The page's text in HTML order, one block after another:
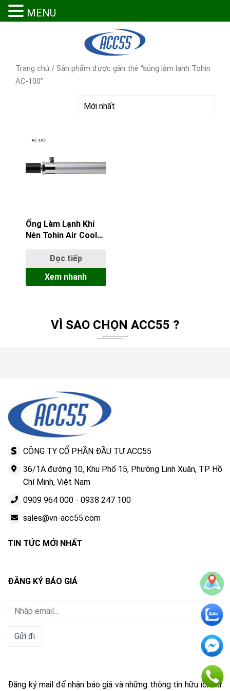
Trang chủ / Sản phẩm được gắn thẻ “súng làm lạnh Tohin
AC-100”
Ống Làm Lạnh Khí
Nén Tohin Air Cooler
Công Suất Tối Cao
Cho Gia Công Hạng
Nặng
Đọc tiếp
Xem nhanh
VÌ SAO CHỌN ACC55 ?
CÔNG TY CỔ PHẦN ĐẦU TƯ ACC55
36/1A đường 10, Khu Phố 15, Phường Linh Xuân, TP Hồ
Chí Minh, Việt Nam
0909 964 000 - 0938 247 100
sales@vn-acc55.com
TIN TỨC MỚI NHẤT
ĐĂNG KÝ BÁO GIÁ
Đăng ký mail để nhận báo giá và những thông tin hữu ích từ
MENU